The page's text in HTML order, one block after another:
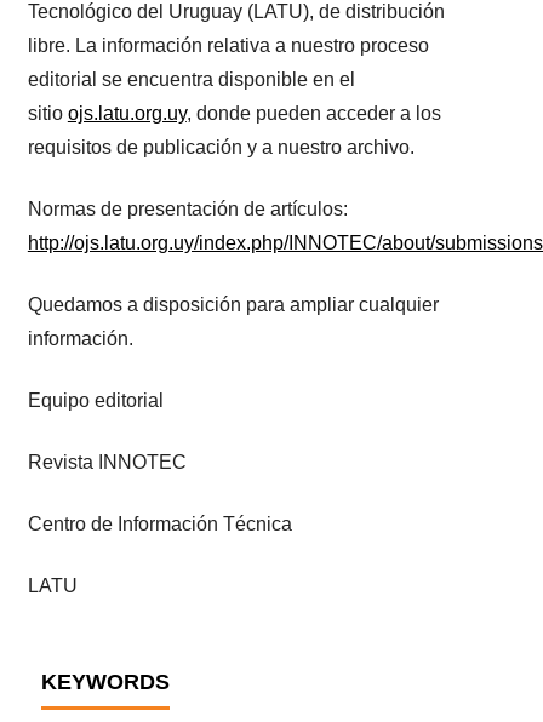
Tecnológico del Uruguay (LATU), de distribución
libre. La información relativa a nuestro proceso
editorial se encuentra disponible en el
sitio ojs.latu.org.uy, donde pueden acceder a los
requisitos de publicación y a nuestro archivo.
Normas de presentación de artículos:
http://ojs.latu.org.uy/index.php/INNOTEC/about/
​Quedamos a disposición para ampliar cualquier
información.
Equipo editorial
Revista INNOTEC
Centro de Información Técnica
LATU
KEYWORDS